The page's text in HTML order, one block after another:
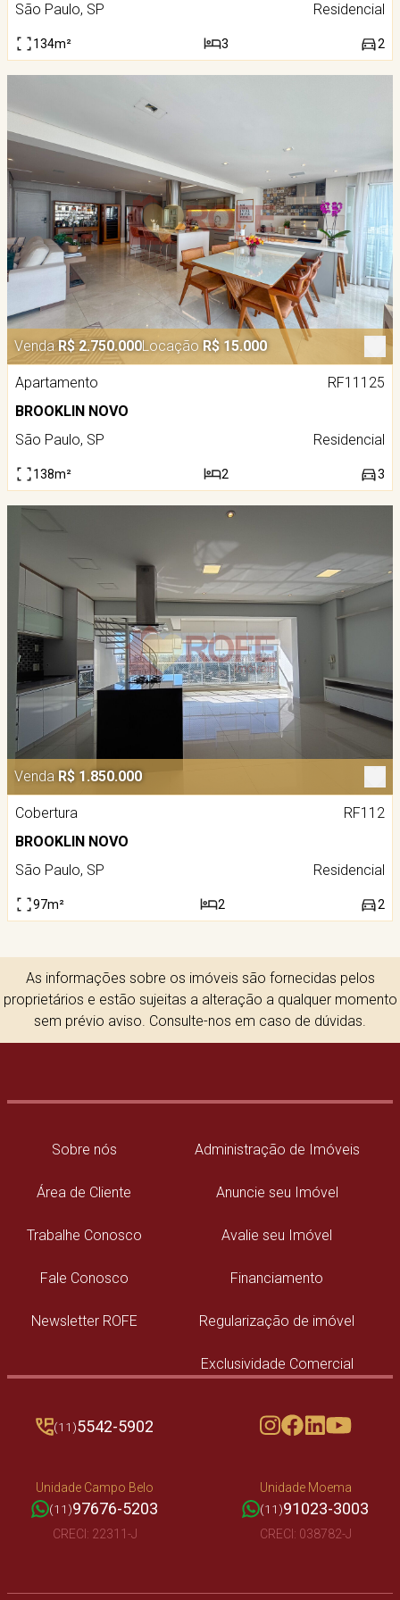
São Paulo, SP
Residencial
134m² 3 2
Venda R$ 2.750.000Locação R$ 15.000
Apartamento
RF11125
BROOKLIN NOVO
São Paulo, SP
Residencial
138m² 2 3
Venda R$ 1.850.000
Cobertura
RF112
BROOKLIN NOVO
São Paulo, SP
Residencial
97m² 2 2
As informações sobre os imóveis são fornecidas pelos
proprietários e estão sujeitas a alteração a qualquer momento
sem prévio aviso. Consulte-nos em caso de dúvidas.
Sobre nós
Área de Cliente
Trabalhe Conosco
Fale Conosco
Newsletter ROFE
Administração de Imóveis
Anuncie seu Imóvel
Avalie seu Imóvel
Financiamento
Regularização de imóvel
Exclusividade Comercial
(11)5542-5902
Unidade Campo Belo
(11)97676-5203
CRECI: 22311-J
Unidade Moema
(11)91023-3003
CRECI: 038782-J